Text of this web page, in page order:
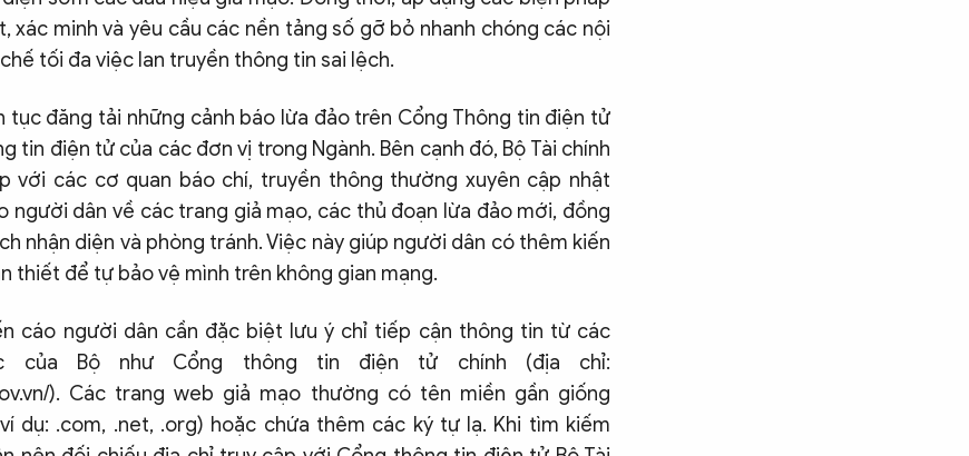
xác minh và yêu cầu các nền tảng số gỡ bỏ nhanh chóng các nội
tối đa việc lan truyền thông tin sai lệch.
tục đăng tải những cảnh báo lừa đảo trên Cổng Thông tin điện tử
tin điện tử của các đơn vị trong Ngành. Bên cạnh đó, Bộ Tài chính
với các cơ quan báo chí, truyền thông thường xuyên cập nhật
người dân về các trang giả mạo, các thủ đoạn lừa đảo mới, đồng
nhận diện và phòng tránh. Việc này giúp người dân có thêm kiến
thiết để tự bảo vệ mình trên không gian mạng.
cáo người dân cần đặc biệt lưu ý chỉ tiếp cận thông tin từ các
của Bộ như Cổng thông tin điện tử chính (địa chỉ:
). Các trang web giả mạo thường có tên miền gần giống
dụ: .com, .net, .org) hoặc chứa thêm các ký tự lạ. Khi tìm kiếm